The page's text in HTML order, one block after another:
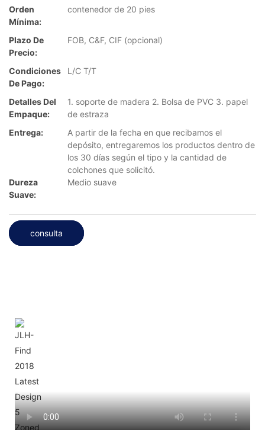
Orden
Mínima:
contenedor de 20 pies
Plazo De
Precio:
FOB, C&F, CIF (opcional)
Condiciones
De Pago:
L/C T/T
Detalles Del
Empaque:
1. soporte de madera 2. Bolsa de PVC 3. papel
de estraza
Entrega:
A partir de la fecha en que recibamos el
depósito, entregaremos los productos dentro de
los 30 días según el tipo y la cantidad de
colchones que solicitó.
Dureza
Suave:
Medio suave
consulta